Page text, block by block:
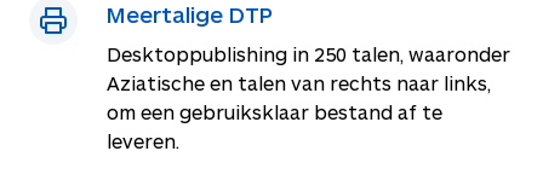
Meertalige DTP
Desktoppublishing in 250 talen, waaronder
Aziatische en talen van rechts naar links,
om een gebruiksklaar bestand af te
leveren.